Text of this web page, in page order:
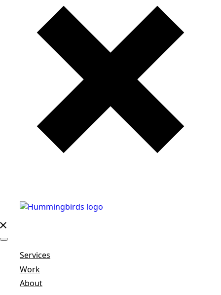
Services
Work
About